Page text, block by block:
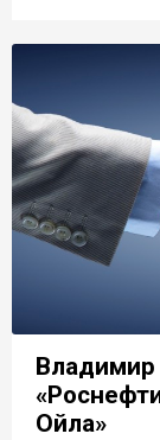
Владимир
Ойла»